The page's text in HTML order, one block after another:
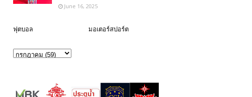
June 16, 2025
ฟุตบอล มอเตอร์สปอร์ต